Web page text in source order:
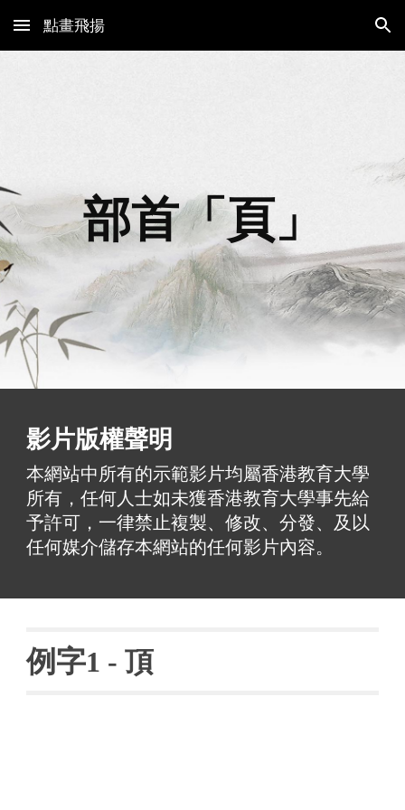
Skip to main content Skip to navigation
點畫飛揚
部首「頁」
影片版權聲明
本網站中所有的示範影片均屬香港教育大學
所有，任何人士如未獲香港教育大學事先給
予許可，一律禁止複製、修改、分發、及以
任何媒介儲存本網站的任何影片內容。
例字1 - 頂